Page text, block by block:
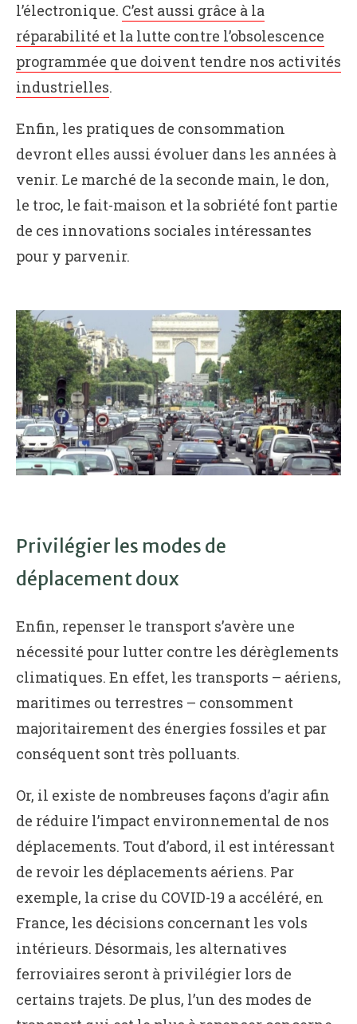
l’électronique. C’est aussi grâce à la
réparabilité et la lutte contre l’obsolescence
programmée que doivent tendre nos activités
industrielles.
Enfin, les pratiques de consommation
devront elles aussi évoluer dans les années à
venir. Le marché de la seconde main, le don,
le troc, le fait-maison et la sobriété font partie
de ces innovations sociales intéressantes
pour y parvenir.
Privilégier les modes de
déplacement doux
Enfin, repenser le transport s’avère une
nécessité pour lutter contre les dérèglements
climatiques. En effet, les transports – aériens,
maritimes ou terrestres – consomment
majoritairement des énergies fossiles et par
conséquent sont très polluants.
Or, il existe de nombreuses façons d’agir afin
de réduire l’impact environnemental de nos
déplacements. Tout d’abord, il est intéressant
de revoir les déplacements aériens. Par
exemple, la crise du COVID-19 a accéléré, en
France, les décisions concernant les vols
intérieurs. Désormais, les alternatives
ferroviaires seront à privilégier lors de
certains trajets. De plus, l’un des modes de